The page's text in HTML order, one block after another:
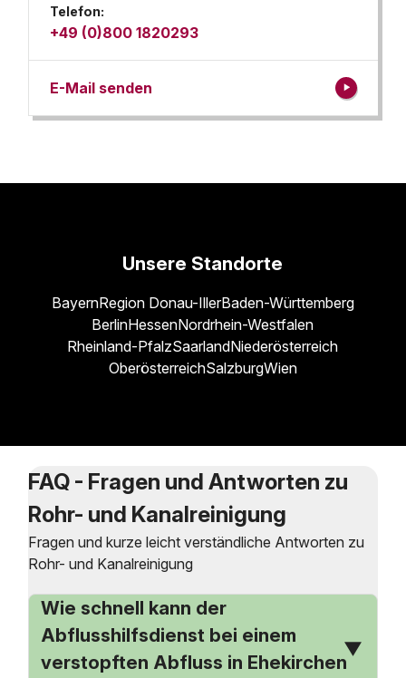
Telefon:
+49 (0)800 1820293
E-Mail senden
Unsere Standorte
BayernRegion Donau-IllerBaden-Württemberg
BerlinHessenNordrhein-Westfalen
Rheinland-PfalzSaarlandNiederösterreich
OberösterreichSalzburgWien
FAQ - Fragen und Antworten zu
Rohr- und Kanalreinigung
Fragen und kurze leicht verständliche Antworten zu
Rohr- und Kanalreinigung
Wie schnell kann der
Abflusshilfsdienst bei einem
verstopften Abfluss in Ehekirchen